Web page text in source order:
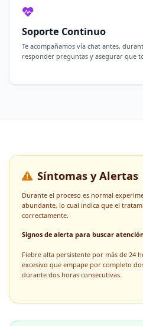
Soporte Continuo
Te acompañamos vía chat antes,
responder preguntas y asegurar que
Síntomas y Alertas
Durante el proceso es normal
abundante, lo cual indica que el
correctamente.
Signos de alerta para buscar
Fiebre alta persistente por más de 24
excesivo que empape por completo
durante dos horas consecutivas.